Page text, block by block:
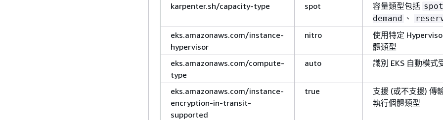
karpenter.sh/capacity-type
spot 容量類型包括 spot
demand 、
eks.amazonaws.com/instance-
hypervisor
nitro
使用特定
體類型
eks.amazonaws.com/compute-
type
auto 識別 EKS 自動模式
eks.amazonaws.com/instance-
encryption-in-transit-
supported
true
支援 (或不支援) 傳
執行個體類型